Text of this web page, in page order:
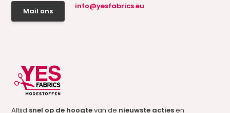
Mail ons
info@yesfabrics.eu
Altijd snel op de hoogtevan de nieuwste actiesen